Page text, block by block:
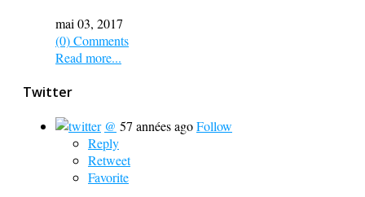
mai 03, 2017
(0) Comments
Read more...
Twitter
@ 57 années agoFollow
Reply
Retweet
Favorite